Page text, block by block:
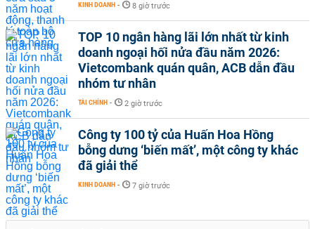
KINH DOANH - 8 giờ trước
TOP 10 ngân hàng lãi lớn nhất từ kinh
doanh ngoại hối nửa đầu năm 2026:
Vietcombank quán quân, ACB dẫn đầu
nhóm tư nhân
TÀI CHÍNH - 2 giờ trước
Công ty 100 tỷ của Huấn Hoa Hồng
bỗng dưng ‘biến mất’, một công ty khác
đã giải thể
KINH DOANH - 7 giờ trước